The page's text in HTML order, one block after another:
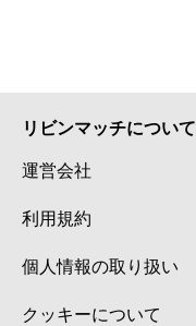
リビンマッチについて
運営会社
利用規約
個人情報の取り扱い
クッキーについて